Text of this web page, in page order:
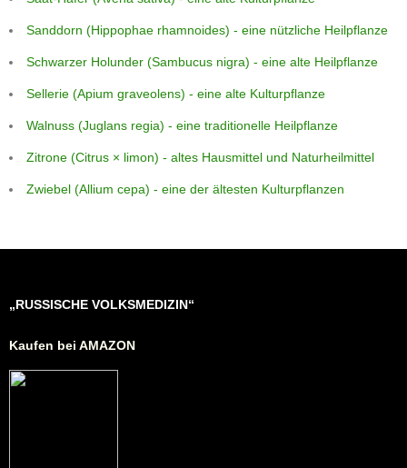
Sanddorn (Hippophae rhamnoides) - eine nützliche Heilpflanze
Schwarzer Holunder (Sambucus nigra) - eine alte Heilpflanze
Sellerie (Apium graveolens) - eine alte Kulturpflanze
Walnuss (Juglans regia) - eine traditionelle Heilpflanze
Zitrone (Citrus × limon) - altes Hausmittel und Naturheilmittel
Zwiebel (Allium cepa) - eine der ältesten Kulturpflanzen
„RUSSISCHE VOLKSMEDIZIN“
Kaufen bei AMAZON